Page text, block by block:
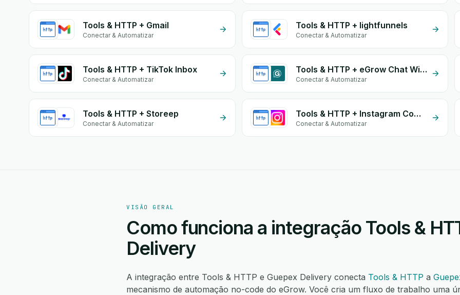
Tools & HTTP + Gmail
Conectar & Automatizar
Tools & HTTP + lightfunnels
Conectar & Automatizar
Tools & HTTP + TikTok Inbox
Conectar & Automatizar
Tools & HTTP + eGrow Chat Widget
Conectar & Automatizar
Tools & HTTP + Storeep
Conectar & Automatizar
Tools & HTTP + Instagram Comment
Conectar & Automatizar
VISÃO GERAL
Como funciona a integração Tools &
Delivery
A integração entre Tools & HTTP e Guepex Delivery conecta Tools & HTTP a
mecanismo de automação no-code do eGrow. Você cria um fluxo de trabalho uma